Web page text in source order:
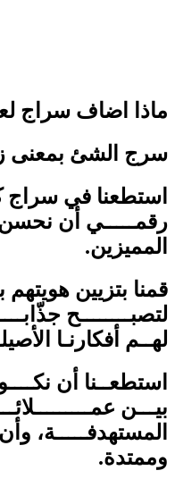
ماذا اضاف سراج
سرج الشئ بمعنى
استطعنا في سراج
رقمـــــي أن نحسن
المميزين.
قمنا بتزيين هويتهم
لتصبــــــــح
لهــم أفكارنـا
استطعــنا أن
بيـــن
المستهدفـــــة،
وممتدة.